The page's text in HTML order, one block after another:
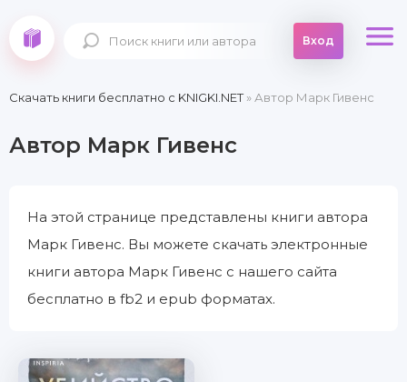
Вход
Скачать книги бесплатно c KNIGKI.NET» Автор Марк Гивенс
Автор Марк Гивенс
На этой странице представлены книги автора
Марк Гивенс. Вы можете скачать электронные
книги автора Марк Гивенс с нашего сайта
бесплатно в fb2 и epub форматах.